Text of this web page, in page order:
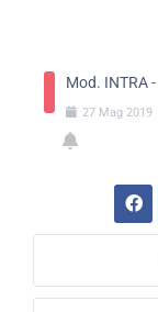
Mod. INTRA
27 Mag 2019